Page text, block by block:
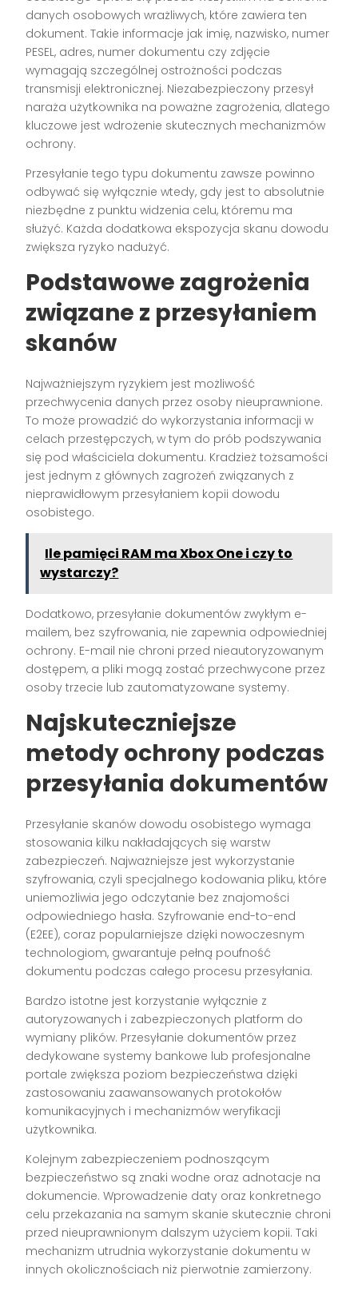
danych osobowych wrażliwych, które zawiera ten
dokument. Takie informacje jak imię, nazwisko, numer
PESEL, adres, numer dokumentu czy zdjęcie
wymagają szczególnej ostrożności podczas
transmisji elektronicznej. Niezabezpieczony przesył
naraża użytkownika na poważne zagrożenia, dlatego
kluczowe jest wdrożenie skutecznych mechanizmów
ochrony.
Przesyłanie tego typu dokumentu zawsze powinno
odbywać się wyłącznie wtedy, gdy jest to absolutnie
niezbędne z punktu widzenia celu, któremu ma
służyć. Każda dodatkowa ekspozycja skanu dowodu
zwiększa ryzyko nadużyć.
Podstawowe zagrożenia
związane z przesyłaniem
skanów
Najważniejszym ryzykiem jest możliwość
przechwycenia danych przez osoby nieuprawnione.
To może prowadzić do wykorzystania informacji w
celach przestępczych, w tym do prób podszywania
się pod właściciela dokumentu. Kradzież tożsamości
jest jednym z głównych zagrożeń związanych z
nieprawidłowym przesyłaniem kopii dowodu
osobistego.
Ile pamięci RAM ma Xbox One i czy to
wystarczy?
Dodatkowo, przesyłanie dokumentów zwykłym e-
mailem, bez szyfrowania, nie zapewnia odpowiedniej
ochrony. E-mail nie chroni przed nieautoryzowanym
dostępem, a pliki mogą zostać przechwycone przez
osoby trzecie lub zautomatyzowane systemy.
Najskuteczniejsze
metody ochrony podczas
przesyłania dokumentów
Przesyłanie skanów dowodu osobistego wymaga
stosowania kilku nakładających się warstw
zabezpieczeń. Najważniejsze jest wykorzystanie
szyfrowania, czyli specjalnego kodowania pliku, które
uniemożliwia jego odczytanie bez znajomości
odpowiedniego hasła. Szyfrowanie end-to-end
(E2EE), coraz popularniejsze dzięki nowoczesnym
technologiom, gwarantuje pełną poufność
dokumentu podczas całego procesu przesyłania.
Bardzo istotne jest korzystanie wyłącznie z
autoryzowanych i zabezpieczonych platform do
wymiany plików. Przesyłanie dokumentów przez
dedykowane systemy bankowe lub profesjonalne
portale zwiększa poziom bezpieczeństwa dzięki
zastosowaniu zaawansowanych protokołów
komunikacyjnych i mechanizmów weryfikacji
użytkownika.
Kolejnym zabezpieczeniem podnoszącym
bezpieczeństwo są znaki wodne oraz adnotacje na
dokumencie. Wprowadzenie daty oraz konkretnego
celu przekazania na samym skanie skutecznie chroni
przed nieuprawnionym dalszym użyciem kopii. Taki
mechanizm utrudnia wykorzystanie dokumentu w
innych okolicznościach niż pierwotnie zamierzony.